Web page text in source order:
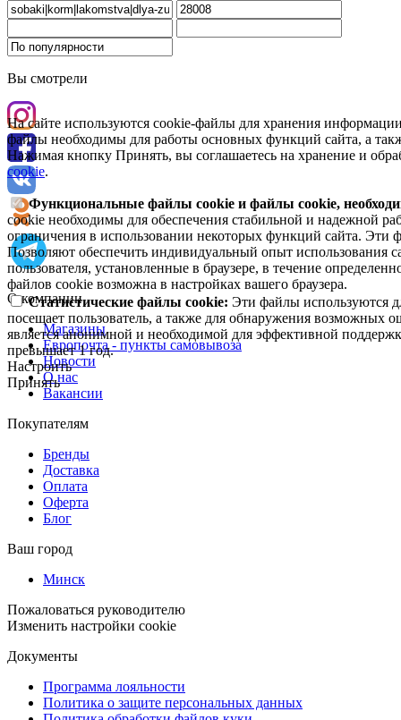
Вы смотрели
На сайте используются cookie-файлы для хранения
файлы необходимы для работы основных функций сайта, а
Нажимая кнопку Принять, вы соглашаетесь на хранение и
cookie.
Функциональные файлы cookie и файлы cookie,
cookie необходимы для обеспечения стабильной и надежной
ограничения в использовании некоторых функций сайта. Эти
Позволяют обеспечить индивидуальный опыт использования
пользователя, установленные в браузере, в течение
файлов cookie возможна в настройках вашего браузера.
Статистические файлы cookie: Эти файлы используются
посещает пользователь, а также для обнаружения возможных
является анонимной и необходимой для эффективной
превышает 1 год.
Настроить
Принять
О компании
Магазины
Европочта - пункты самовывоза
Новости
О нас
Вакансии
Покупателям
Бренды
Доставка
Оплата
Оферта
Блог
Ваш город
Минск
Пожаловаться руководителю
Изменить настройки cookie
Документы
Программа лояльности
Политика о защите персональных данных